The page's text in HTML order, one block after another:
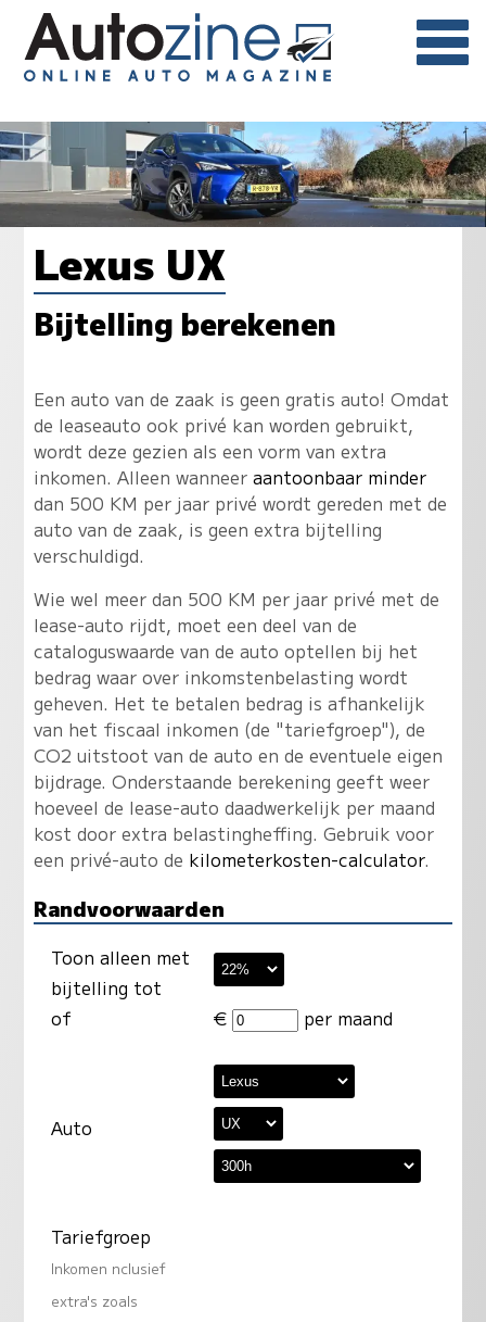
Lexus UX
Bijtelling berekenen
Een auto van de zaak is geen gratis auto! Omdat
de leaseauto ook privé kan worden gebruikt,
wordt deze gezien als een vorm van extra
inkomen. Alleen wanneer aantoonbaar minder
dan 500 KM per jaar privé wordt gereden met de
auto van de zaak, is geen extra bijtelling
verschuldigd.
Wie wel meer dan 500 KM per jaar privé met de
lease-auto rijdt, moet een deel van de
cataloguswaarde van de auto optellen bij het
bedrag waar over inkomstenbelasting wordt
geheven. Het te betalen bedrag is afhankelijk
van het fiscaal inkomen (de "tariefgroep"), de
CO2 uitstoot van de auto en de eventuele eigen
bijdrage. Onderstaande berekening geeft weer
hoeveel de lease-auto daadwerkelijk per maand
kost door extra belastingheffing. Gebruik voor
een privé-auto de kilometerkosten-calculator.
Randvoorwaarden
Toon alleen met
bijtelling tot
of
€ per maand
Auto
Tariefgroep
Inkomen nclusief
extra's zoals